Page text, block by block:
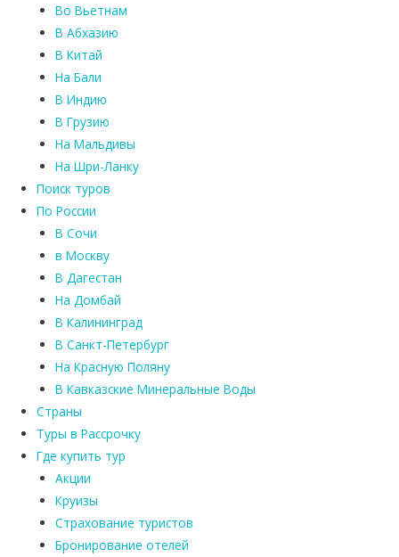
Во Вьетнам
В Абхазию
В Китай
На Бали
В Индию
В Грузию
На Мальдивы
На Шри-Ланку
Поиск туров
По России
В Сочи
в Москву
В Дагестан
На Домбай
В Калининград
В Санкт-Петербург
На Красную Поляну
В Кавказские Минеральные Воды
Страны
Туры в Рассрочку
Где купить тур
Акции
Круизы
Страхование туристов
Бронирование отелей